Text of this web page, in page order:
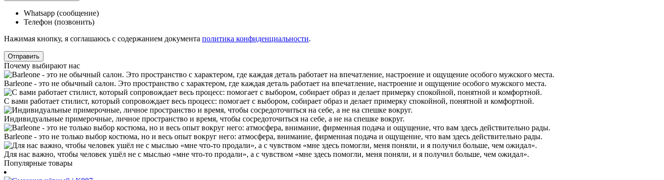
Whatsapp (сообщение)
Телефон (позвонить)
Нажимая кнопку, я соглашаюсь с содержанием документа политика конфиденциальности.
Почему выбирают нас
Barleone - это не обычный салон. Это пространство с характером, где каждая деталь работает на впечатление, настроение и ощущение особого мужского места.
С вами работает стилист, который сопровождает весь процесс: помогает с выбором, собирает образ и делает примерку спокойной, понятной и комфортной.
Индивидуальные примерочные, личное пространство и время, чтобы сосредоточиться на себе, а не на спешке вокруг.
Barleone - это не только выбор костюма, но и весь опыт вокруг него: атмосфера, внимание, фирменная подача и ощущение, что вам здесь действительно рады.
Для нас важно, чтобы человек ушёл не с мыслью «мне что-то продали», а с чувством «мне здесь помогли, меня поняли, и я получил больше, чем ожидал».
Популярные товары